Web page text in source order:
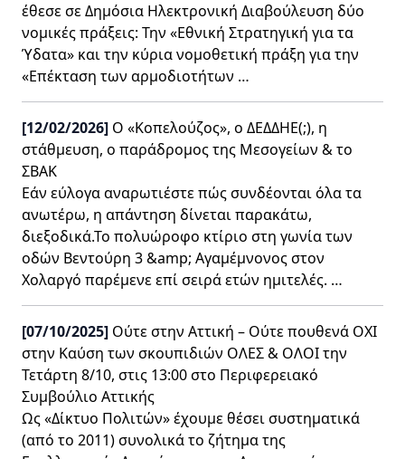
έθεσε σε Δημόσια Ηλεκτρονική Διαβούλευση δύο
νομικές πράξεις: Την «Εθνική Στρατηγική για τα
Ύδατα» και την κύρια νομοθετική πράξη για την
«Επέκταση των αρμοδιοτήτων …
[12/02/2026] Ο «Κοπελούζος», ο ΔΕΔΔΗΕ(;), η
στάθμευση, ο παράδρομος της Μεσογείων & το
ΣΒΑΚ
Εάν εύλογα αναρωτιέστε πώς συνδέονται όλα τα
ανωτέρω, η απάντηση δίνεται παρακάτω,
διεξοδικά.Το πολυώροφο κτίριο στη γωνία των
οδών Βεντούρη 3 &amp; Αγαμέμνονος στον
Χολαργό παρέμενε επί σειρά ετών ημιτελές. …
[07/10/2025] Ούτε στην Αττική – Ούτε πουθενά OXΙ
στην Καύση των σκουπιδιών ΟΛΕΣ & ΟΛΟΙ την
Τετάρτη 8/10, στις 13:00 στο Περιφερειακό
Συμβούλιο Αττικής
Ως «Δίκτυο Πολιτών» έχουμε θέσει συστηματικά
(από το 2011) συνολικά το ζήτημα της